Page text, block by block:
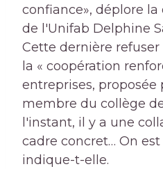
confiance», déplore
de l'Unifab Delphine
Cette dernière
la « coopération
entreprises, proposée
membre du collège
l'instant, il y a une
cadre concret… On
indique-t-elle.